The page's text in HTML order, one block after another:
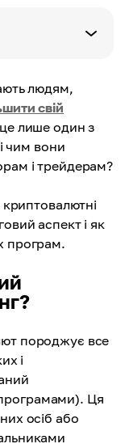
людям,
свій
лише один з
чим вони
і трейдерам?
аспект і як
програм.
породжує все
і
Ця
осіб або